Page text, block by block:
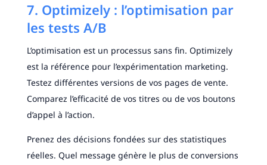
7. Optimizely : l’optimisation par
les tests A/B
L’optimisation est un processus sans fin. Optimizely
est la référence pour l’expérimentation marketing.
Testez différentes versions de vos pages de vente.
Comparez l’efficacité de vos titres ou de vos boutons
d’appel à l’action.
Prenez des décisions fondées sur des statistiques
réelles. Quel message génère le plus de conversions